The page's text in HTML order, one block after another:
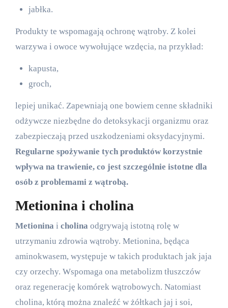
jabłka.
Produkty te wspomagają ochronę wątroby. Z kolei
warzywa i owoce wywołujące wzdęcia, na przykład:
kapusta,
groch,
lepiej unikać. Zapewniają one bowiem cenne składniki
odżywcze niezbędne do detoksykacji organizmu oraz
zabezpieczają przed uszkodzeniami oksydacyjnymi.
Regularne spożywanie tych produktów korzystnie
wpływa na trawienie, co jest szczególnie istotne dla
osób z problemami z wątrobą.
Metionina i cholina
Metionina i cholina odgrywają istotną rolę w
utrzymaniu zdrowia wątroby. Metionina, będąca
aminokwasem, występuje w takich produktach jak jaja
czy orzechy. Wspomaga ona metabolizm tłuszczów
oraz regenerację komórek wątrobowych. Natomiast
cholina, którą można znaleźć w żółtkach jaj i soi,